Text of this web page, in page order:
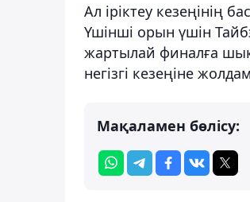
Ал іріктеу кезеңінің
Үшінші орын үшін
жартылай финалға
негізгі кезеңіне
Мақаламен бөлісу: